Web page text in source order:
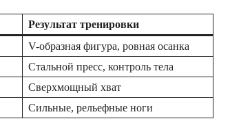
Результат тренировки
V-образная фигура, ровная осанка
Стальной пресс, контроль тела
Сверхмощный хват
Сильные, рельефные ноги